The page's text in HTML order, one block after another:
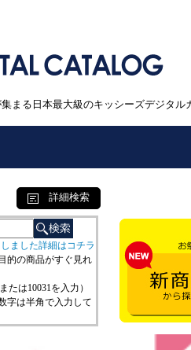
まる日本最大級のキッシーズデジタル
詳細検索
ました詳細はコチラ
的の商品がすぐ見れ
たは10031を入力）
字は半角で入力して